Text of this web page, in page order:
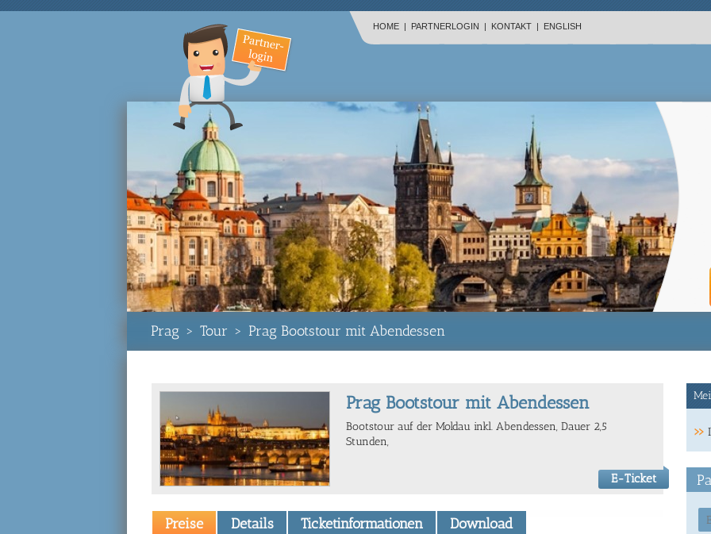
HOME | PARTNERLOGIN | KONTAKT | ENGLISH
Prag > Tour > Prag Bootstour mit Abendessen
Prag Bootstour mit Abendessen
Bootstour auf der Moldau inkl. Abendessen, Dauer 2,5
Stunden,
E-Ticket
Preise Details Ticketinformationen Download